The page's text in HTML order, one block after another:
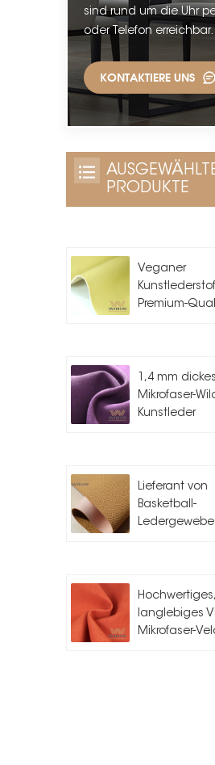
sind rund um die Uhr
oder Telefon erreichbar.
KONTAKTIERE UNS
PRODUKTE
Veganer
Premium-
1,4 mm dickes
Mikrofaser-
Kunstleder
Lieferant von
Basketball-
Hochwertiges,
langlebiges
Mikrofaser-